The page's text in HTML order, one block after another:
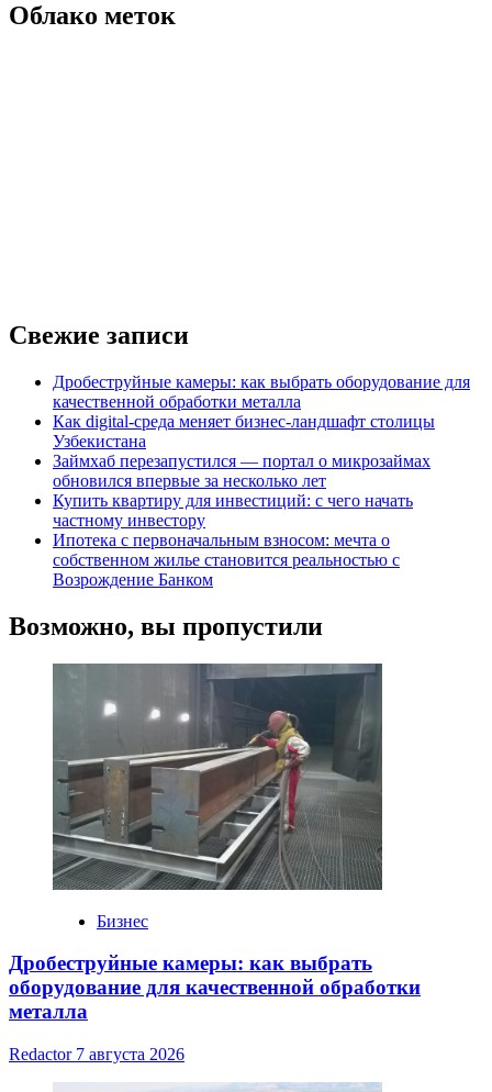
стратегия
Облако меток
Свежие записи
Дробеструйные камеры: как выбрать оборудование для
качественной обработки металла
Как digital-среда меняет бизнес-ландшафт столицы
Узбекистана
Займхаб перезапустился — портал о микрозаймах
обновился впервые за несколько лет
Купить квартиру для инвестиций: с чего начать
частному инвестору
Ипотека с первоначальным взносом: мечта о
собственном жилье становится реальностью с
Возрождение Банком
Возможно, вы пропустили
Бизнес
Дробеструйные камеры: как выбрать
оборудование для качественной обработки
металла
Redactor 7 августа 2026